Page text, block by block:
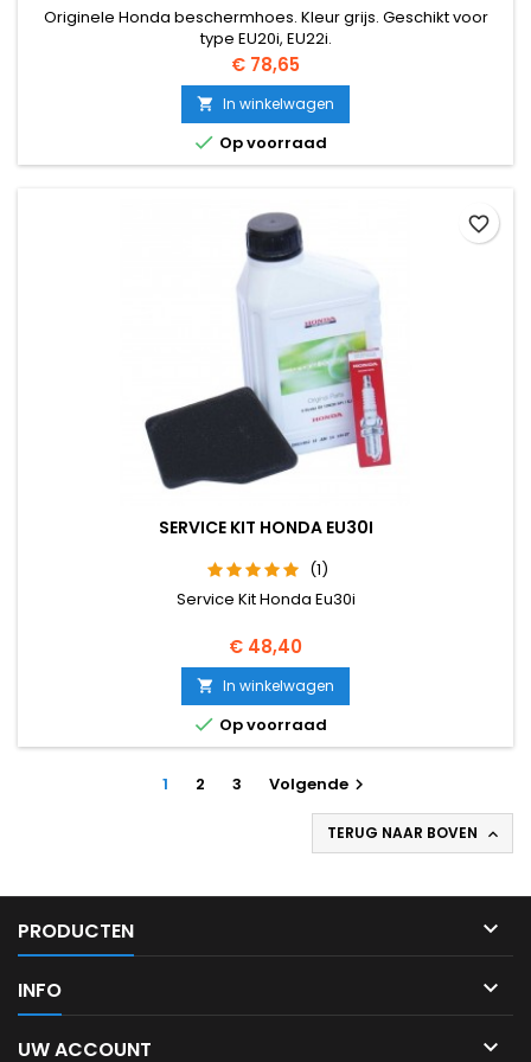
Originele Honda beschermhoes. Kleur grijs. Geschikt voor
type EU20i, EU22i.
Prijs
€ 78,65
 In winkelwagen
 Op voorraad
SERVICE KIT HONDA EU30I
(1)
Service Kit Honda Eu30i
Prijs
€ 48,40
 In winkelwagen
 Op voorraad
favorite_border
1 2 3 Volgende
TERUG NAAR BOVEN 
PRODUCTEN 
INFO 
UW ACCOUNT 